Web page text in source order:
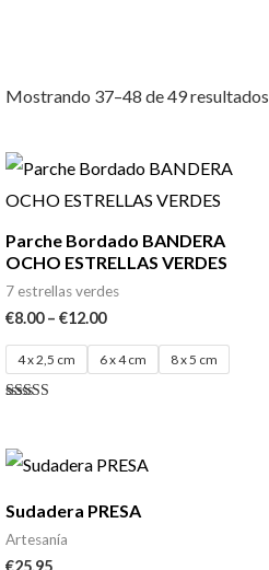
Mostrando 37–48 de 49 resultados
Parche Bordado BANDERA
OCHO ESTRELLAS VERDES
7 estrellas verdes
€8.00– €12.00
4 x 2,5 cm 6 x 4 cm 8 x 5 cm
de 5
Sudadera PRESA
Artesanía
€25.95